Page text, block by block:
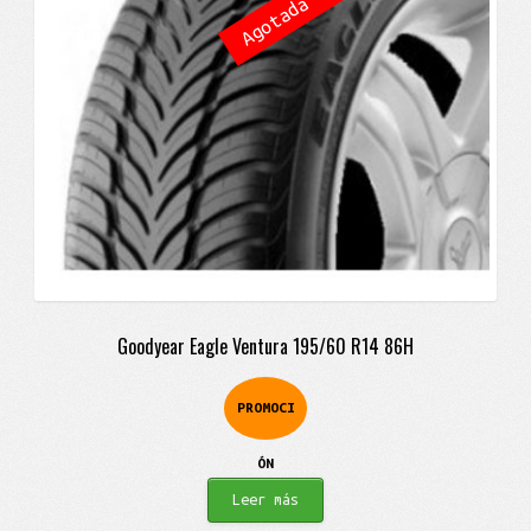
Goodyear Eagle Ventura 195/60 R14 86H
PROMOCI
ÓN
Leer más